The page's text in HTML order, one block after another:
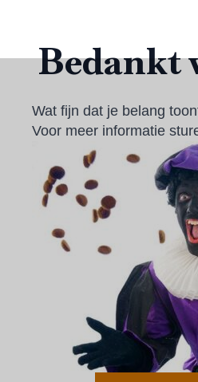
Bedankt
Wat fijn dat je belang
Voor meer informatie